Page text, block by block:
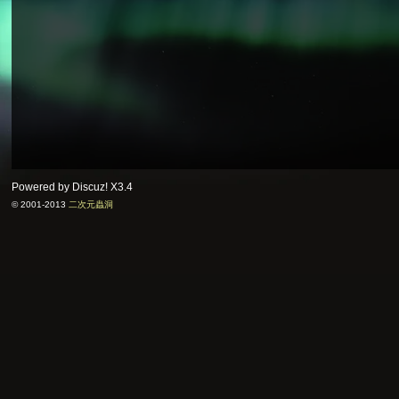
Powered by Discuz!X3.4
© 2001-2013 二次元蟲洞